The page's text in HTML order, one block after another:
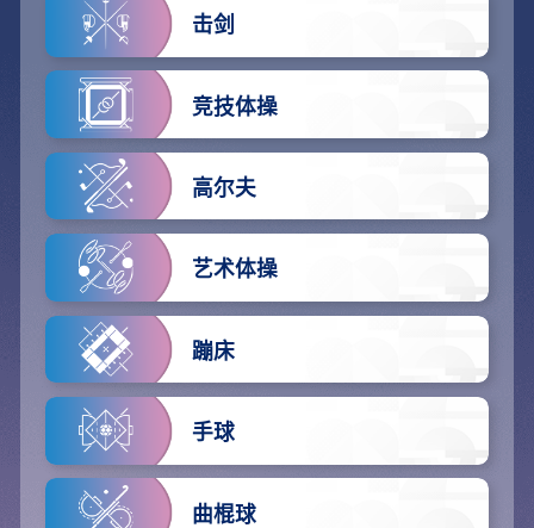
击剑
竞技体操
高尔夫
艺术体操
蹦床
手球
曲棍球